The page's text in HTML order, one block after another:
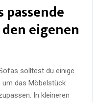
passende
eigenen
solltest du einige
um das Möbelstück
In kleineren